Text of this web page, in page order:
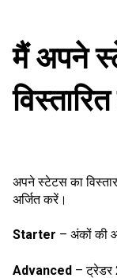
मैं अपने
अपने स्टेटस का
अर्जित करें।
Starter – अंकों की
Advanced –